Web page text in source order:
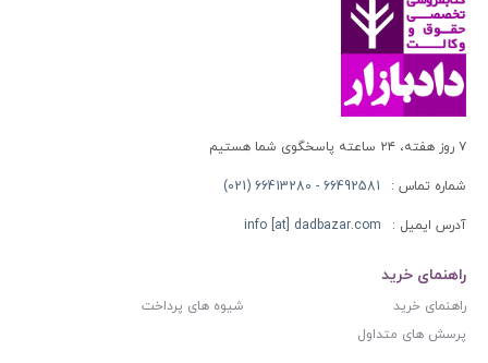
۷ روز هفته، ۲۴ ساعته پاسخگوی شما هستیم
شماره تماس : 66492581 - 66413280 (021)
آدرس ایمیل : info [at] dadbazar.com
راهنمای خرید
راهنمای خرید
شیوه های پرداخت
پرسش های متداول